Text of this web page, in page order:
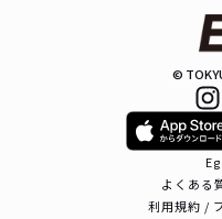
©
よくある
利用規約 /